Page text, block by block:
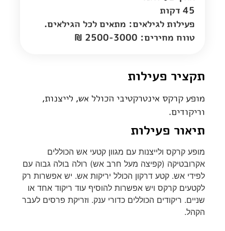
45 דקות
פעילות לגילאים: מתאים לכל הגילאים.
טווח מחירים: 2500-3000 ₪
תקציר פעילות
מופע קרקס אינטרקטיבי הכולל אש, לייצנות,
וריקודים.
תיאור פעילות
מופע קרקס ולייצנות עם מגוון קטעי אש הכוללים
אקרובטיקה (קפיצה מעל חרב אש) רולה בולה גבוה עם
לפידי אש. קטע דרקון הכולל יריקות אש. יש אפשרות רק
לקטעים קרקס ויש אפשרות להוסיף עוד ריקוד אחד או
שניים. ריקודים הכוללים כדורי ענק. וזריקת פרסים לעבר
הקהל.